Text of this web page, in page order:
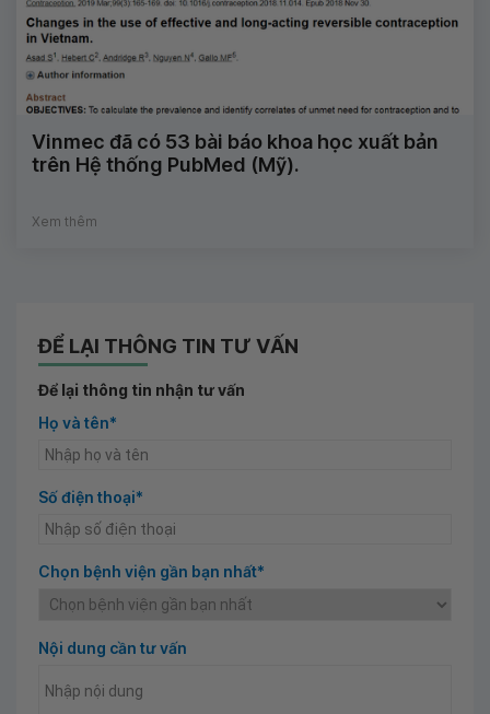
Vinmec đã có 53 bài báo khoa học xuất bản
trên Hệ thống PubMed (Mỹ).
Xem thêm
ĐỂ LẠI THÔNG TIN TƯ VẤN
Để lại thông tin nhận tư vấn
Họ và tên*
Số điện thoại*
Chọn bệnh viện gần bạn nhất*
Nội dung cần tư vấn